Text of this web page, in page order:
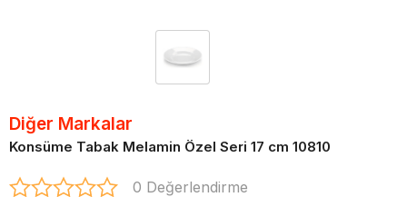
Diğer Markalar
Konsüme Tabak Melamin Özel Seri 17 cm 10810
0 Değerlendirme